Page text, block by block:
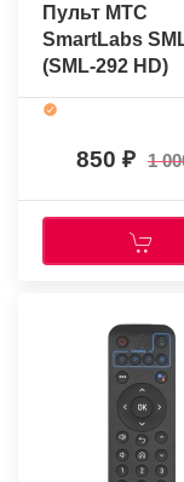
Пульт МТС
SmartLabs
(SML-292 HD)
850 1